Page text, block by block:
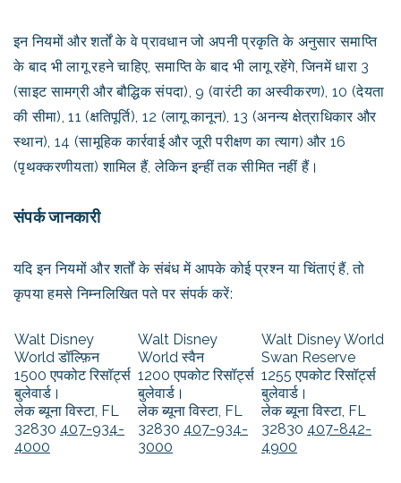
इन नियमों और शर्तों के वे प्रावधान जो अपनी प्रकृति के अनुसार समाप्ति
के बाद भी लागू रहने चाहिए, समाप्ति के बाद भी लागू रहेंगे, जिनमें धारा 3
(साइट सामग्री और बौद्धिक संपदा), 9 (वारंटी का अस्वीकरण), 10 (देयता
की सीमा), 11 (क्षतिपूर्ति), 12 (लागू कानून), 13 (अनन्य क्षेत्राधिकार और
स्थान), 14 (सामूहिक कार्रवाई और जूरी परीक्षण का त्याग) और 16
(पृथक्करणीयता) शामिल हैं, लेकिन इन्हीं तक सीमित नहीं हैं।
संपर्क जानकारी
यदि इन नियमों और शर्तों के संबंध में आपके कोई प्रश्न या चिंताएं हैं, तो
कृपया हमसे निम्नलिखित पते पर संपर्क करें:
Walt Disney
World डॉल्फ़िन
1500 एपकोट रिसॉर्ट्स
बुलेवार्ड।
लेक ब्यूना विस्टा, FL
32830 407-934-
4000
Walt Disney
World स्वैन
1200 एपकोट रिसॉर्ट्स
बुलेवार्ड।
लेक ब्यूना विस्टा, FL
32830 407-934-
3000
Walt Disney World
Swan Reserve
1255 एपकोट रिसॉर्ट्स
बुलेवार्ड।
लेक ब्यूना विस्टा, FL
32830 407-842-
4900